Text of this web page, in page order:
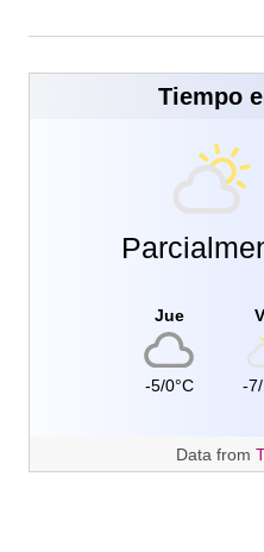
Tiempo
Jue
-5/0°C -
Data from